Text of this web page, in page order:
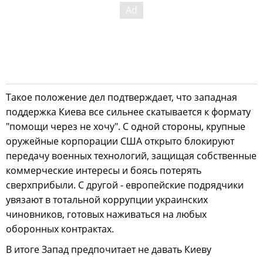
Такое положение дел подтверждает, что западная
поддержка Киева все сильнее скатывается к формату
"помощи через не хочу". С одной стороны, крупные
оружейные корпорации США открыто блокируют
передачу военных технологий, защищая собственные
коммерческие интересы и боясь потерять
сверхприбыли. С другой - европейские подрядчики
увязают в тотальной коррупции украинских
чиновников, готовых наживаться на любых
оборонных контрактах.
В итоге Запад предпочитает не давать Киеву